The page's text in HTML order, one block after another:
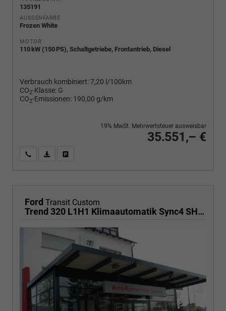
135191
AUSSENFARBE
Frozen White
MOTOR
110 kW (150 PS), Schaltgetriebe, Frontantrieb, Diesel
Verbrauch kombiniert:7,20 l/100km
CO2-Klasse: G
CO2-Emissionen: 190,00 g/km
35.551,– €
19% MwSt. Mehrwertsteuer ausweisbar
Wir rufen Sie anPDF-Fahrzeugexposé drucken
Ford Transit Custom
Trend 320 L1H1 Klimaautomatik Sync4 SHZ 2 x Einparkhilfe Kamera 5JG